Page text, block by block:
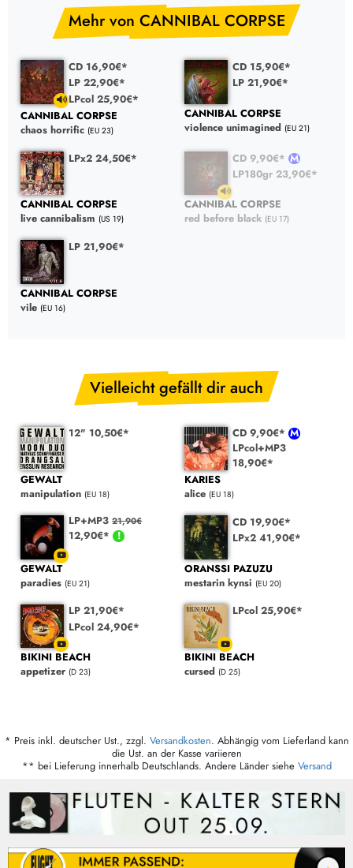
Mehr von CANNIBAL CORPSE
CD 16,90€*
LP 22,90€*
LPcol 25,90€*
CANNIBAL CORPSE
chaos horrific (EU 23)
CD 15,90€*
LP 21,90€*
CANNIBAL CORPSE
violence unimagined (EU 21)
LPx2 24,50€*
CANNIBAL CORPSE
live cannibalism (US 19)
CD 9,90€*
LP180gr 23,90€*
CANNIBAL CORPSE
red before black (EU 17)
LP 21,90€*
CANNIBAL CORPSE
vile (EU 16)
Vielleicht gefällt dir auch
12" 10,50€*
GEWALT
manipulation (EU 18)
CD 9,90€*
LPcol+MP3
18,90€*
KARIES
alice (EU 18)
LP+MP321,90€
12,90€*
GEWALT
paradies (EU 21)
CD 19,90€*
LPx2 41,90€*
ORANSSI PAZUZU
mestarin kynsi (EU 20)
LP 21,90€*
LPcol 24,90€*
BIKINI BEACH
appetizer (D 23)
LPcol 25,90€*
BIKINI BEACH
cursed (D 25)
* Preis inkl. deutscher Ust., zzgl. Versandkosten. Abhängig vom Lieferland kann
die Ust. an der Kasse variieren
** bei Lieferung innerhalb Deutschlands. Andere Länder siehe Versand